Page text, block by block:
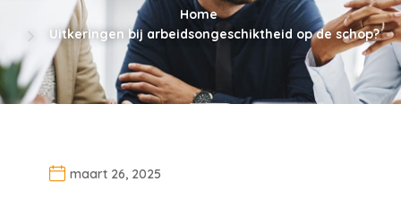
Home
Uitkeringen bij arbeidsongeschiktheid op de schop?
maart 26, 2025